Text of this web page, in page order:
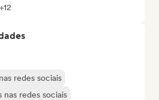
redes sociais
redes sociais